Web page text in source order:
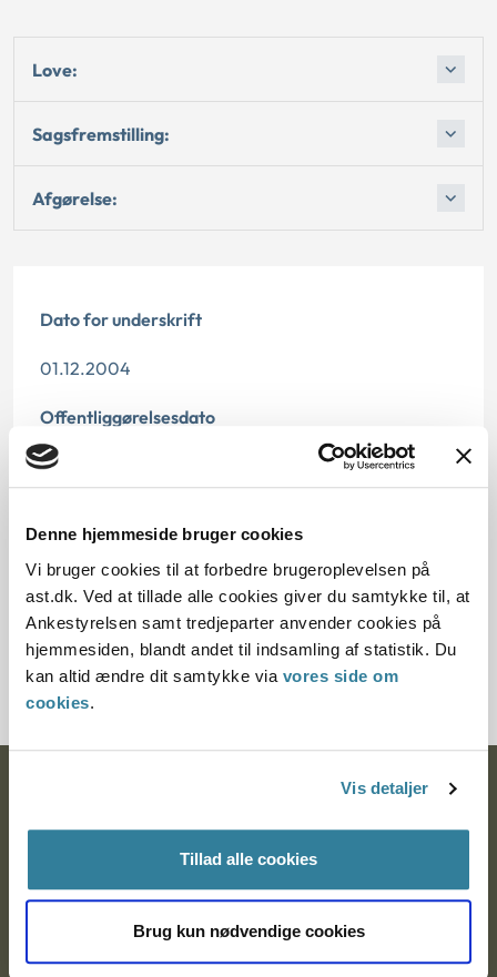
Denne hjemmeside bruger cookies
Vi bruger cookies til at forbedre brugeroplevelsen på
ast.dk. Ved at tillade alle cookies giver du samtykke til, at
Ankestyrelsen samt tredjeparter anvender cookies på
hjemmesiden, blandt andet til indsamling af statistik. Du
kan altid ændre dit samtykke via vores side om
cookies.
Vis detaljer
Tillad alle cookies
Brug kun nødvendige cookies
Love:
Sagsfremstilling:
Afgørelse:
Dato for underskrift
01.12.2004
Offentliggørelsesdato
10.07.2013
§ 2 § 24 § 5 § 7
Journalnummer
3700029-04
Nytorv 7, 2. sal